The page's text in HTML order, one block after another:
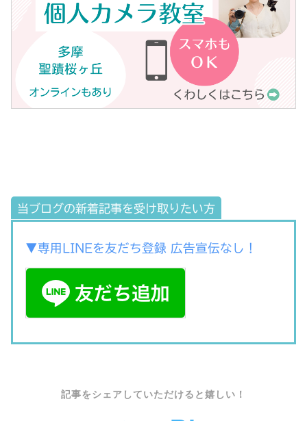
当ブログの新着記事を受け取りたい方
▼専用LINEを友だち登録 広告宣伝なし！